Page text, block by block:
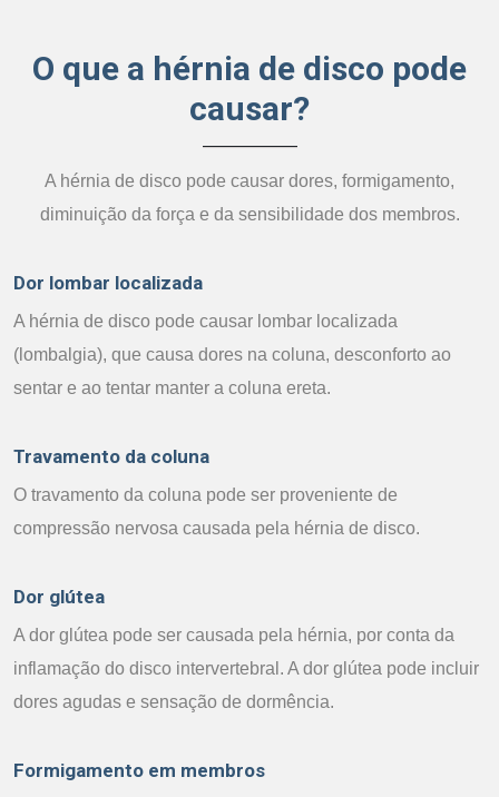
O que a hérnia de disco pode
causar?
A hérnia de disco pode causar dores, formigamento,
diminuição da força e da sensibilidade dos membros.
Dor lombar localizada
A hérnia de disco pode causar lombar localizada
(lombalgia), que causa dores na coluna, desconforto ao
sentar e ao tentar manter a coluna ereta.
Travamento da coluna
O travamento da coluna pode ser proveniente de
compressão nervosa causada pela hérnia de disco.
Dor glútea
A dor glútea pode ser causada pela hérnia, por conta da
inflamação do disco intervertebral. A dor glútea pode incluir
dores agudas e sensação de dormência.
Formigamento em membros